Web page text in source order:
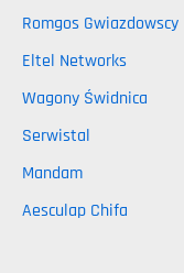
Romgos Gwiazdowscy
Eltel Networks
Wagony Świdnica
Serwistal
Mandam
Aesculap Chifa